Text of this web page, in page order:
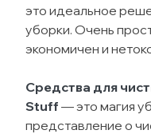
это идеальное
уборки. Очень
экономичен и
Средства для
Stuff — это магия
представление о